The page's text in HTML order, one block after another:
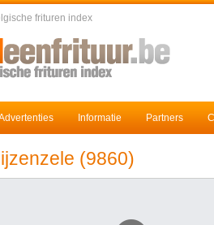
frituren index
Informatie Partners
(9860)